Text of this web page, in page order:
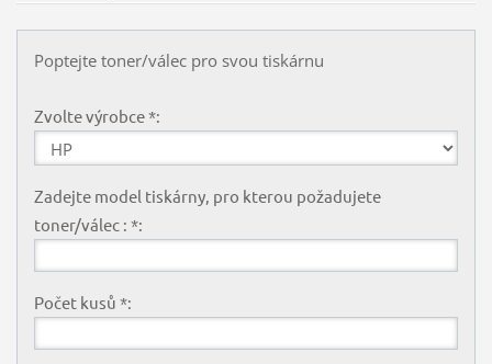
Poptejte toner/válec pro svou tiskárnu
Zvolte výrobce *:
Zadejte model tiskárny, pro kterou požadujete
toner/válec : *:
Počet kusů *: